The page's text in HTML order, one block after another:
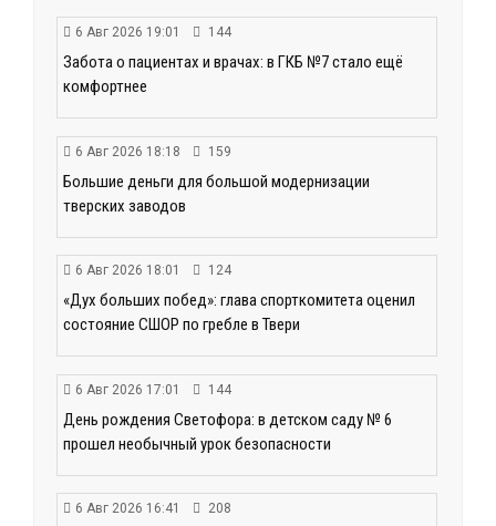
6 Авг 2026 19:01 144
Забота о пациентах и врачах: в ГКБ №7 стало ещё
комфортнее
6 Авг 2026 18:18 159
Большие деньги для большой модернизации
тверских заводов
6 Авг 2026 18:01 124
«Дух больших побед»: глава спорткомитета оценил
состояние СШОР по гребле в Твери
6 Авг 2026 17:01 144
День рождения Светофора: в детском саду № 6
прошел необычный урок безопасности
6 Авг 2026 16:41 208